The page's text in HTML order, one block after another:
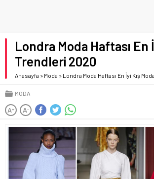
Londra Moda Haftası En
Trendleri 2020
Anasayfa » Moda » Londra Moda Haftası En İyi Kış
MODA
A+ A-